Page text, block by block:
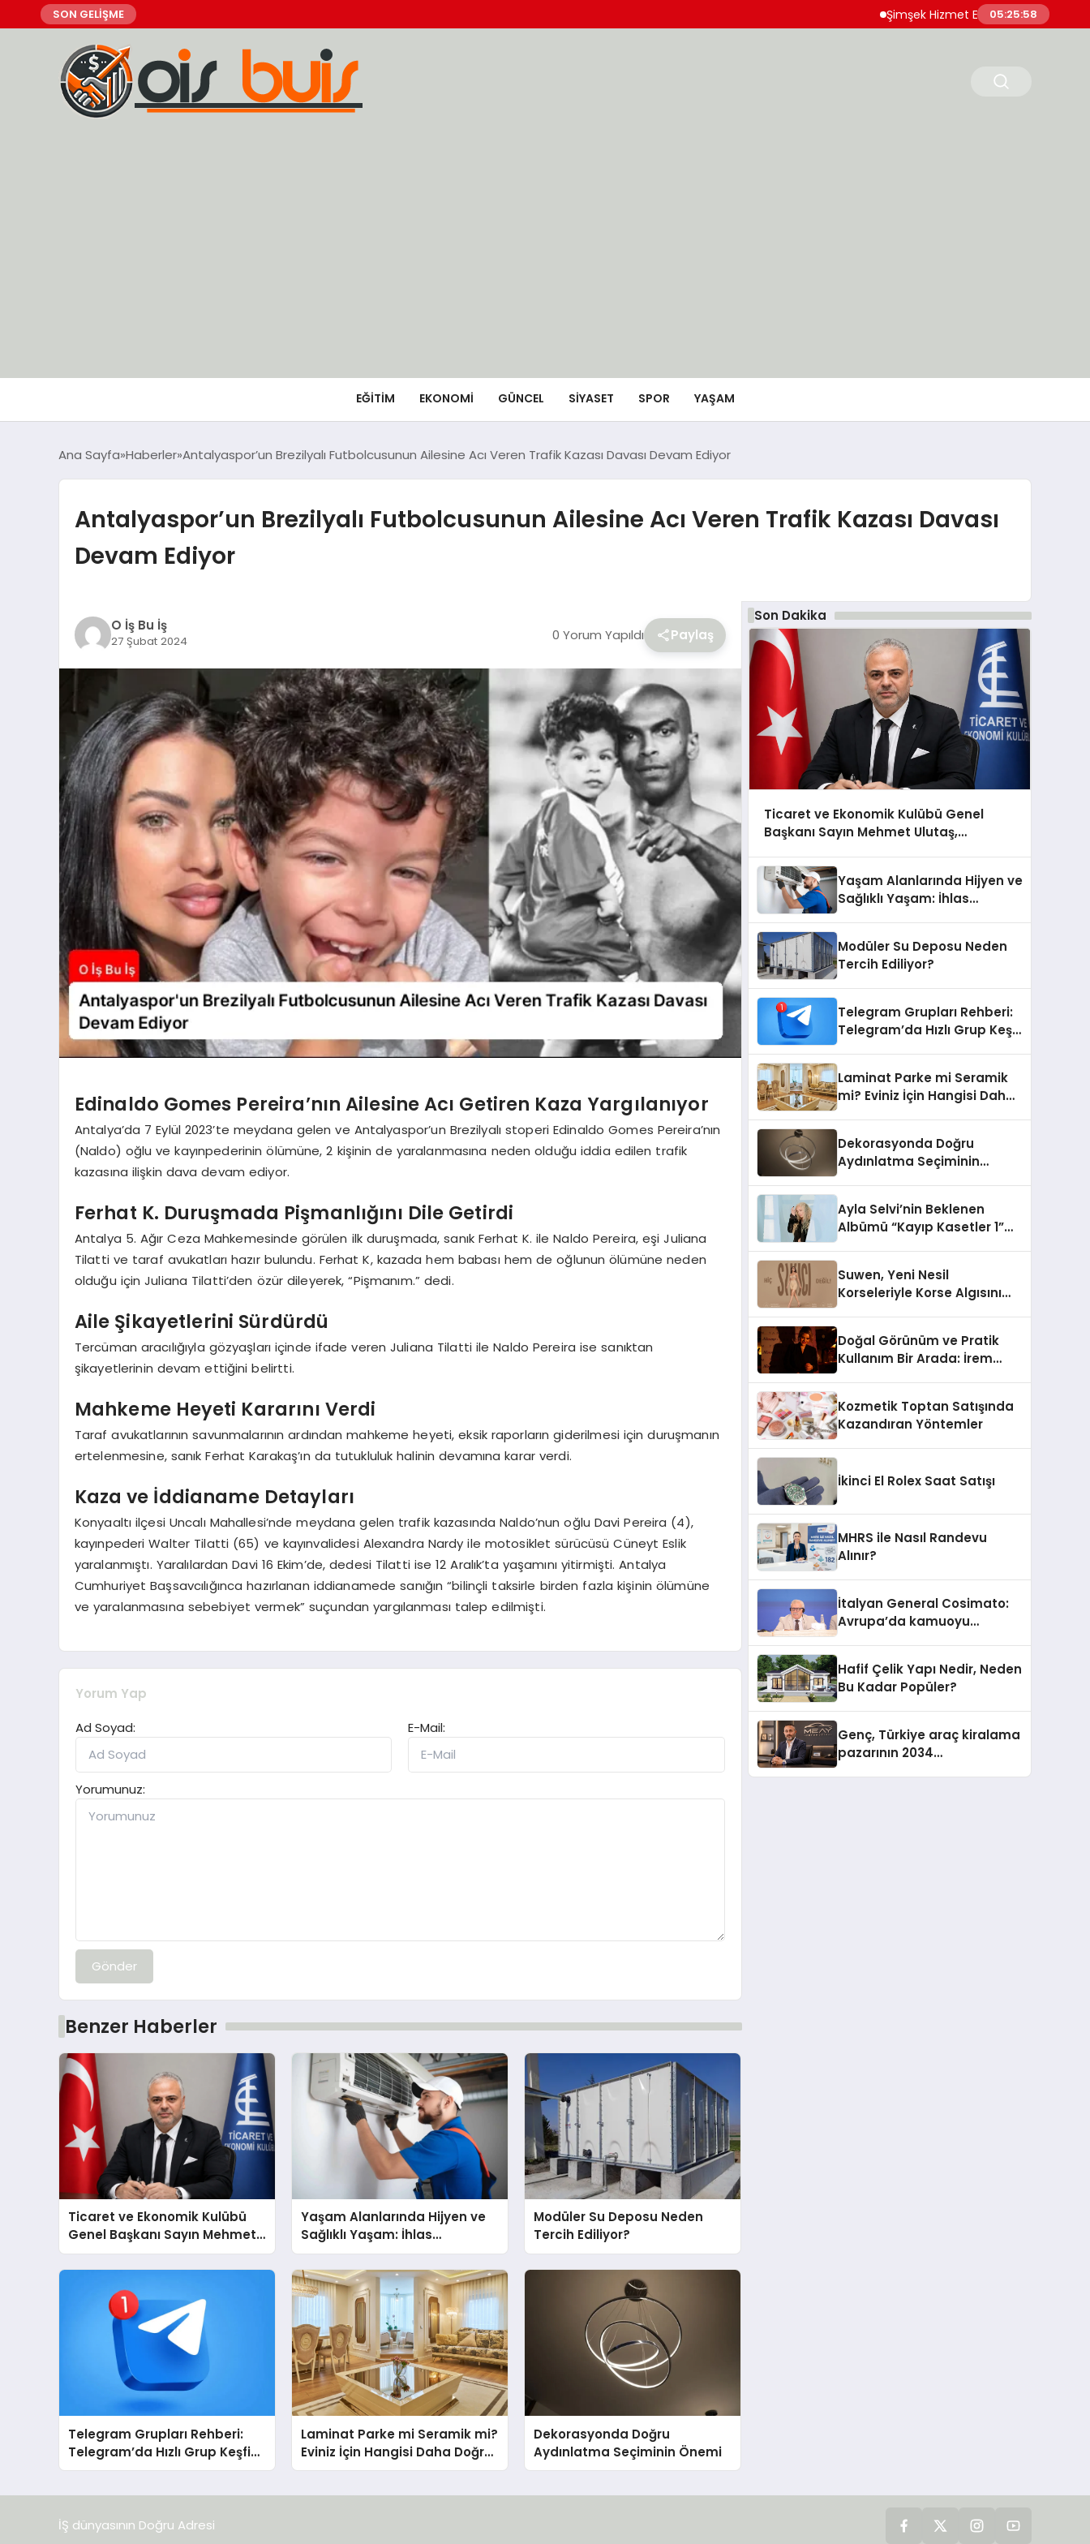
SON GELİŞME Şimşek Hizmet Enflasyonunda Katılığın
05:26:00
EĞİTİM EKONOMİ GÜNCEL SIYASET SPOR YAŞAM
Ana Sayfa Haberler Antalyaspor’un Brezilyalı Futbolcusunun Ailesine Acı Veren Trafik Kazası Davası Devam Ediyor
Antalyaspor’un Brezilyalı Futbolcusunun Ailesine Acı Veren Trafik Kazası Davası
Devam Ediyor
O İş Bu İş
27 Şubat 2024 0 Yorum Yapıldı Paylaş
Edinaldo Gomes Pereira’nın Ailesine Acı Getiren Kaza Yargılanıyor
Antalya’da 7 Eylül 2023’te meydana gelen ve Antalyaspor’un Brezilyalı stoperi Edinaldo Gomes Pereira’nın
(Naldo) oğlu ve kayınpederinin ölümüne, 2 kişinin de yaralanmasına neden olduğu iddia edilen trafik
kazasına ilişkin dava devam ediyor.
Ferhat K. Duruşmada Pişmanlığını Dile Getirdi
Antalya 5. Ağır Ceza Mahkemesinde görülen ilk duruşmada, sanık Ferhat K. ile Naldo Pereira, eşi Juliana
Tilatti ve taraf avukatları hazır bulundu. Ferhat K, kazada hem babası hem de oğlunun ölümüne neden
olduğu için Juliana Tilatti’den özür dileyerek, “Pişmanım.” dedi.
Aile Şikayetlerini Sürdürdü
Tercüman aracılığıyla gözyaşları içinde ifade veren Juliana Tilatti ile Naldo Pereira ise sanıktan
şikayetlerinin devam ettiğini belirtti.
Mahkeme Heyeti Kararını Verdi
Taraf avukatlarının savunmalarının ardından mahkeme heyeti, eksik raporların giderilmesi için duruşmanın
ertelenmesine, sanık Ferhat Karakaş’ın da tutukluluk halinin devamına karar verdi.
Kaza ve İddianame Detayları
Konyaaltı ilçesi Uncalı Mahallesi’nde meydana gelen trafik kazasında Naldo’nun oğlu Davi Pereira (4),
kayınpederi Walter Tilatti (65) ve kayınvalidesi Alexandra Nardy ile motosiklet sürücüsü Cüneyt Eslik
yaralanmıştı. Yaralılardan Davi 16 Ekim’de, dedesi Tilatti ise 12 Aralık’ta yaşamını yitirmişti. Antalya
Cumhuriyet Başsavcılığınca hazırlanan iddianamede sanığın “bilinçli taksirle birden fazla kişinin ölümüne
ve yaralanmasına sebebiyet vermek” suçundan yargılanması talep edilmişti.
Yorum Yap
Ad Soyad:
E-Mail:
Yorumunuz:
Gönder
Benzer Haberler
Ticaret ve Ekonomik Kulübü
Genel Başkanı Sayın Mehmet
Ulutaş, ekonomiye dair yaptığı
açıklamada şunları kaydetti:
Yaşam Alanlarında Hijyen ve
Sağlıklı Yaşam: İhlas
Cihazlarında Dürüst Teknik
Destek Deneyimi
Modüler Su Deposu Neden
Tercih Ediliyor?
Telegram Grupları Rehberi:
Telegram’da Hızlı Grup Keşfi
İçin Grupbul.com
Laminat Parke mi Seramik mi?
Eviniz İçin Hangisi Daha Doğru
Seçim?
Dekorasyonda Doğru
Aydınlatma Seçiminin Önemi
Son Dakika
Ticaret ve Ekonomik Kulübü Genel
Başkanı Sayın Mehmet Ulutaş,
şunları kaydetti:
Yaşam Alanlarında Hijyen ve
Sağlıklı Yaşam: İhlas
Modüler Su Deposu Neden
Tercih Ediliyor?
Telegram Grupları Rehberi:
Telegram’da Hızlı Grup Keşfi
Laminat Parke mi Seramik
mi? Eviniz İçin Hangisi Daha
Dekorasyonda Doğru
Aydınlatma Seçiminin
Ayla Selvi’nin Beklenen
Albümü “Kayıp Kasetler 1”
Suwen, Yeni Nesil
Korseleriyle Korse Algısını
Doğal Görünüm ve Pratik
Kullanım Bir Arada: İrem
Kozmetik Toptan Satışında
Kazandıran Yöntemler
İkinci El Rolex Saat Satışı
MHRS ile Nasıl Randevu
Alınır?
İtalyan General Cosimato:
Avrupa’da kamuoyu
Hafif Çelik Yapı Nedir, Neden
Bu Kadar Popüler?
Genç, Türkiye araç kiralama
pazarının 2034
İŞ dünyasının Doğru Adresi